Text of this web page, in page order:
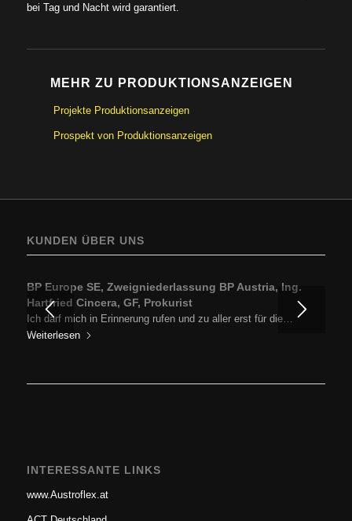
bei Tag und Nacht wird garantiert.
MEHR ZU PRODUKTIONSANZEIGEN
Projekte Produktionsanzeigen
Prospekt von Produktionsanzeigen
KUNDEN ÜBER UNS
BP Europe SE, Zweigniederlassung BP Austria, Ing.
Hartfried Cincera, GF, Prokurist
Ich darf mich in Erinnerung rufen und zu aller erst für die…
Weiterlesen
INTERESSANTE LINKS
www.Austroflex.at